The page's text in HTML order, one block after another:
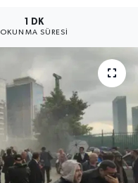
1 DK
OKUNMA SÜRESI